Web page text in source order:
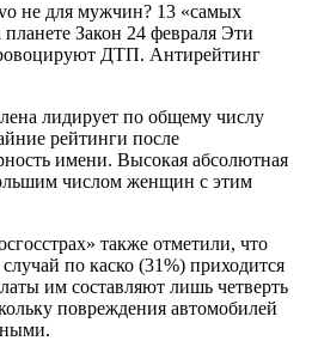
не для мужчин? 13 «самых
Закон 24 февраля Эти
ДТП. Антирейтинг
лидирует по общему числу
рейтинги после
имени. Высокая абсолютная
числом женщин с этим
также отметили, что
по каско (31%) приходится
им составляют лишь четверть
повреждения автомобилей